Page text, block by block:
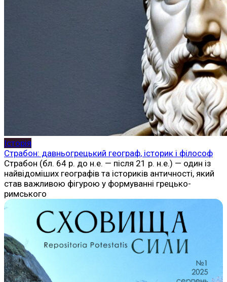
Історія
Страбон: давньогрецький географ, історик і філософ
Страбон (бл. 64 р. до н.е. — після 21 р. н.е.) — один із
найвідоміших географів та істориків античності, який
став важливою фігурою у формуванні грецько-
римського